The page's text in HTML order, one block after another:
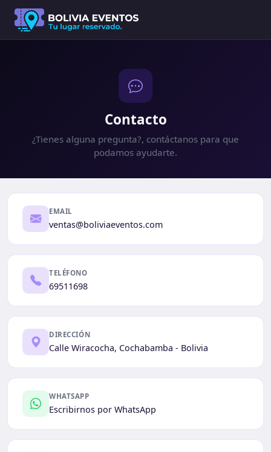
Contacto
¿Tienes alguna pregunta?, contáctanos para que
podamos ayudarte.
EMAIL
ventas@boliviaeventos.com
TELÉFONO
69511698
DIRECCIÓN
Calle Wiracocha, Cochabamba - Bolivia
WHATSAPP
Escribirnos por WhatsApp